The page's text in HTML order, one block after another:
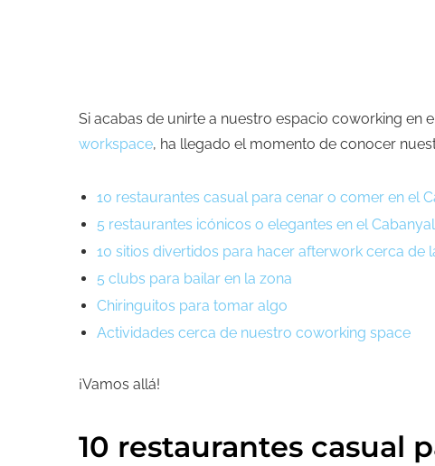
Si acabas de unirte a nuestro espacio coworking en
workspace, ha llegado el momento de conocer
10 restaurantes casual para cenar o comer en el
5 restaurantes icónicos o elegantes en el
10 sitios divertidos para hacer afterwork cerca de
5 clubs para bailar en la zona
Chiringuitos para tomar algo
Actividades cerca de nuestro coworking space
¡Vamos allá!
10 restaurantes casual